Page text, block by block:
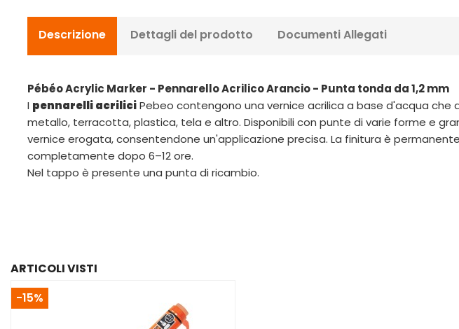
Descrizione Dettagli del prodotto Documenti Allegati
Pébéo Acrylic Marker - Pennarello Acrilico Arancio - Punta tonda da 1,2 mm
I pennarelli acriliciPebeo contengono una vernice acrilica a base d'acqua
metallo, terracotta, plastica, tela e altro. Disponibili con punte di varie forme e
vernice erogata, consentendone un'applicazione precisa. La finitura è
completamente dopo 6–12 ore.
Nel tappo è presente una punta di ricambio.
ARTICOLI VISTI
-15%